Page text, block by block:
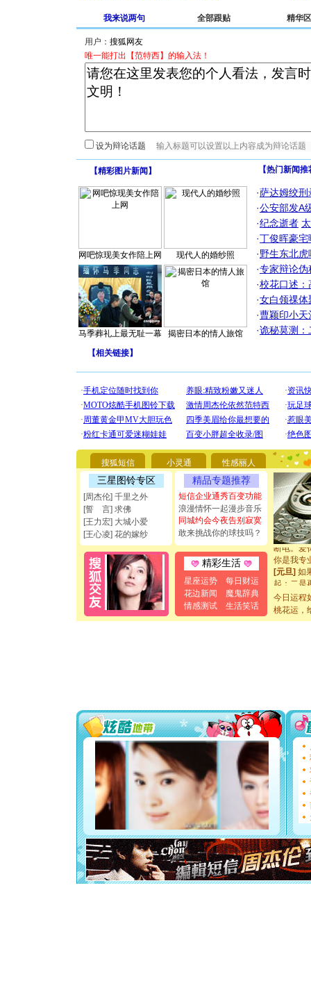
我来说两句 全部跟贴 精华区
用户：
唯一能打出【范特西】的输入法！
设为辩论话题
【精彩图片新闻 】
网吧惊现美女作陪上网 现代人的婚纱照
马季葬礼上最无耻一幕 揭密日本的情人旅馆
【热门新闻
·萨达姆绞刑
·公安部发A
·纪念逝者
·丁俊晖豪
·野生东北
·专家辩论伪
·校花口述：
·女白领祼体
·曹颖印小天
·诡秘莫测：
【相关链接】
搜狐短信 小灵通 性感丽人
三星图铃专区
[周杰伦] 千里之外
[誓 言] 求佛
[王力宏] 大城小爱
[王心凌] 花的嫁纱
精品专题推荐
短信企业通秀百变功能
浪漫情怀一起漫步音乐
同城约会今夜告别寂寞
敢来挑战你的球技吗？
精彩生活
星座运势
每日财运
花边新闻
魔鬼辞典
情感测试
生活笑话
[圣诞节]
你太多，
要平安
[圣诞节]
能正大光
都要快乐
[圣诞节]
如意,快
[元旦]看
断电。爱
你是我专
[元旦]如
起；二是
[元旦]当
泣，这痛
[圣诞节]
你太多，
要平安
[圣诞节]
能正大
都要快乐
[圣诞节]
如意,快
[元旦]
看
断电。
你是我
[元旦]如
起；二是
离。水晶
[元旦]当
泣，这痛
今日运程
桃花运，